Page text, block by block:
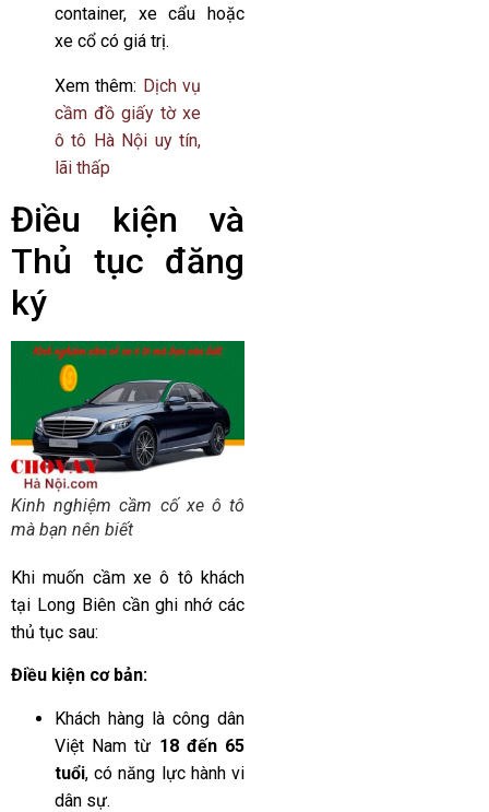
container, xe cẩu hoặc
xe cổ có giá trị.
Xem thêm: Dịch vụ
cầm đồ giấy tờ xe
ô tô Hà Nội uy tín,
lãi thấp
Điều kiện và
Thủ tục đăng
ký
Kinh nghiệm cầm cố xe ô tô
mà bạn nên biết
Khi muốn cầm xe ô tô khách
tại Long Biên cần ghi nhớ các
thủ tục sau:
Điều kiện cơ bản:
Khách hàng là công dân
Việt Nam từ 18 đến 65
tuổi, có năng lực hành vi
dân sự.